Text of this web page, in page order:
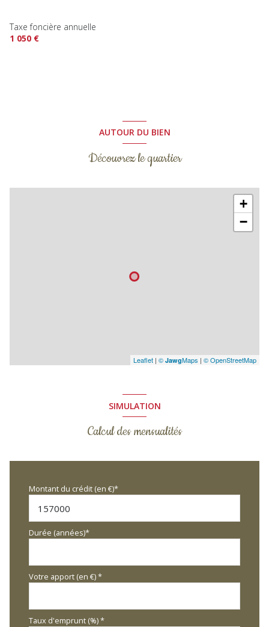
Taxe foncière annuelle
1 050 €
AUTOUR DU BIEN
Découvrez le quartier
+
−
Leaflet | © JawgMaps | © OpenStreetMap
SIMULATION
Calcul des mensualités
Montant du crédit (en €)*
Durée (années)*
Votre apport (en €) *
Taux d'emprunt (%) *